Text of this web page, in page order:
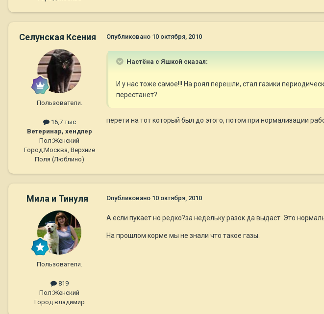
Селунская Ксения
Пользователи.
16,7 тыс
Ветеринар, хендлер
Пол:Женский
Город:Москва, Верхние
Поля (Люблино)
Опубликовано 10 октября, 2010
Настёна с Яшкой сказал:
И у нас тоже самое!!! На роял перешли, стал газики
перестанет?
перети на тот который был до этого, потом при нормализации
Мила и Тинуля
Пользователи.
819
Пол:Женский
Город:владимир
Опубликовано 10 октября, 2010
А если пукает но редко?за недельку разок да выдаст. Это
На прошлом корме мы не знали что такое газы.